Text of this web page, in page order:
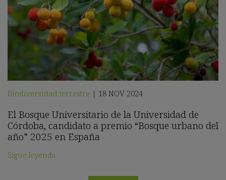
Biodiversidad terrestre | 18 NOV 2024
El Bosque Universitario de la Universidad de
Córdoba, candidato a premio “Bosque urbano del
año” 2025 en España
Sigue leyendo